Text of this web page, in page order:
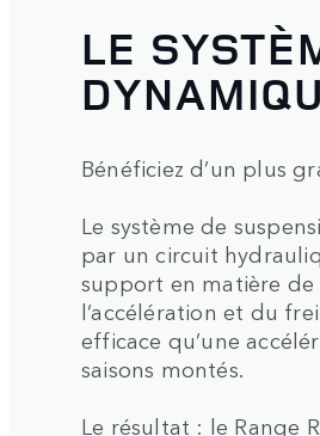
LE
Bénéficiez d’un plus
Le système de
par un circuit
support en matière
l’accélération et du
efficace qu’une
saisons montés.
Le résultat : le Range